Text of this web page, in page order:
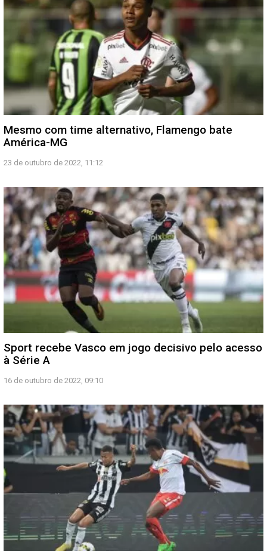
Mesmo com time alternativo, Flamengo bate
América-MG
23 de outubro de 2022, 11:12
Sport recebe Vasco em jogo decisivo pelo acesso
à Série A
16 de outubro de 2022, 09:10